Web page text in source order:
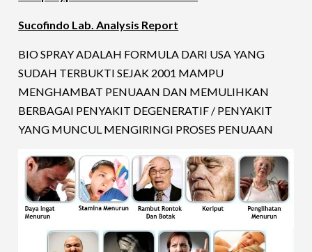
Sucofindo Lab. Analysis Report
BIO SPRAY ADALAH FORMULA DARI USA YANG
SUDAH TERBUKTI SEJAK 2001 MAMPU
MENGHAMBAT PENUAAN DAN MEMULIHKAN
BERBAGAI PENYAKIT DEGENERATIF / PENYAKIT
YANG MUNCUL MENGIRINGI PROSES PENUAAN